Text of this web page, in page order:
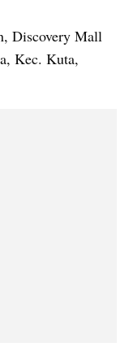
Discovery Mall
Kec. Kuta,